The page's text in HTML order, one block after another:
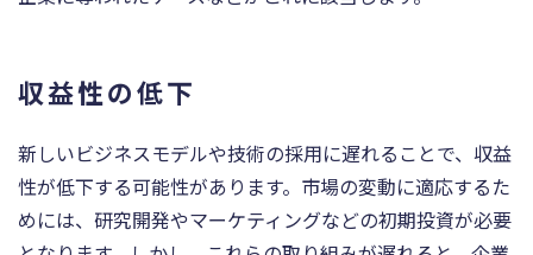
収益性の低下
新しいビジネスモデルや技術の採用に遅れることで、収益
性が低下する可能性があります。市場の変動に適応するた
めには、研究開発やマーケティングなどの初期投資が必要